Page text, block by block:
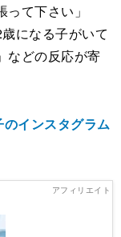
て下さい」
になる子がいて
などの反応が寄
インスタグラム